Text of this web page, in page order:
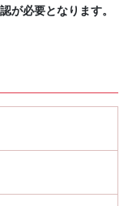
が必要となります。